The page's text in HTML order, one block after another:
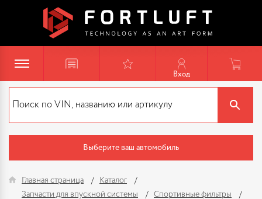
Вход
Выберите ваш автомобиль
Главная страница
Каталог
Запчасти для впускной системы
Спортивные фильтры